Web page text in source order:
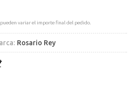
pueden variar el importe final del pedido.
Rosario Rey